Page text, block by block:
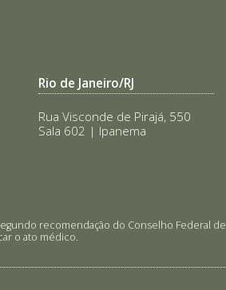
Rio de Janeiro/RJ
Rua Visconde de Pirajá, 550
Sala 602 | Ipanema
recomendação do Conselho Federal de
o ato médico.